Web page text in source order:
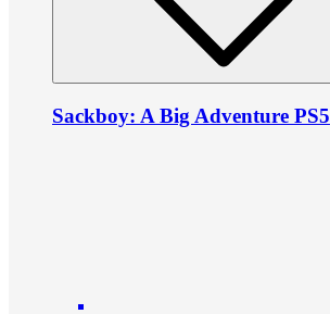
Sackboy: A Big Adventure PS5